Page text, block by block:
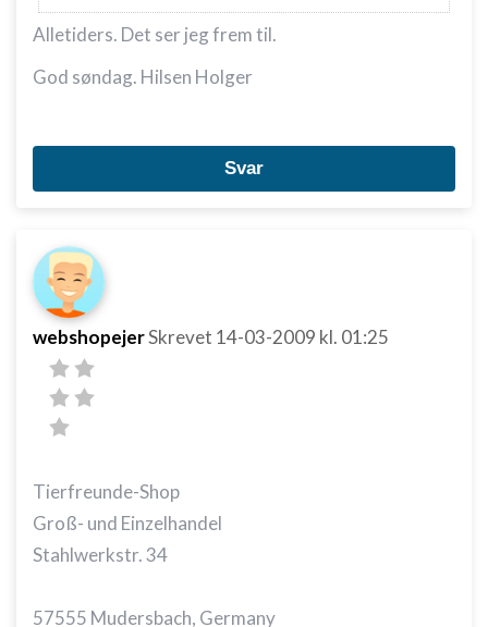
Alletiders. Det ser jeg frem til.
God søndag. Hilsen Holger
Svar
webshopejerSkrevet 14-03-2009 kl. 01:25
Tierfreunde-Shop
Groß- und Einzelhandel
Stahlwerkstr. 34
57555 Mudersbach, Germany
Forstå målgrupper gennem statistikker eller
kilder
Bruge begrænsede oplysninger til at vælge
Bruge præcise geografiske
placeringsoplysninger
Identificere enheder baseret på aktivt
anmodede oplysninger
Ikke-IAB-behandlingsformål:
Nødvendig
Funktionel
Annoncering / marketing